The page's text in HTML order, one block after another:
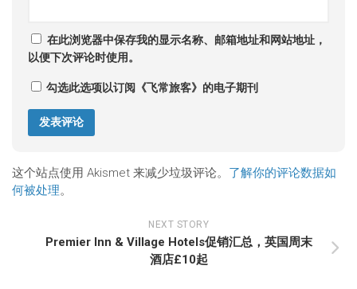
在此浏览器中保存我的显示名称、邮箱地址和网站地址，
以便下次评论时使用。
勾选此选项以订阅《飞常旅客》的电子期刊
这个站点使用 Akismet 来减少垃圾评论。 了解你的评论数据如
何被处理。
NEXT STORY
Premier Inn & Village Hotels促销汇总，英国周末
酒店£10起